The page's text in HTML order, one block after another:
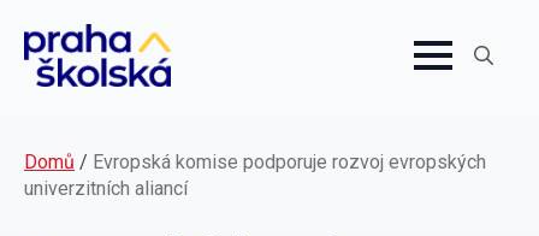
Domů / Evropská komise podporuje rozvoj evropských
univerzitních aliancí